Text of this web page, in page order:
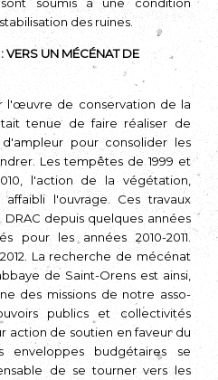
des ruines.
VERS UN MÉCÉNAT DE
l'œuvre de conservation de la
tenue de faire réaliser de
pour consolider les
Les tempêtes de 1999 et
l'action de la végétation,
l'ouvrage. Ces travaux
depuis quelques années
pour les années 2010-2011.
La recherche de mécénat
de Saint-Orens est ainsi,
des missions de notre asso­
publics et collectivités
action de soutien en faveur du
enveloppes budgétaires se
de se tourner vers les